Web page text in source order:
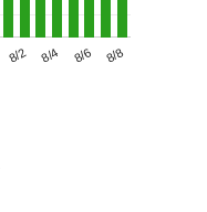
8/2 8/4 8/6 8/8